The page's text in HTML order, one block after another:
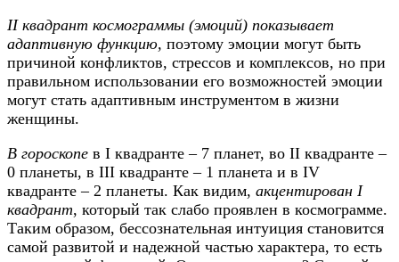
II квадрант космограммы (эмоций) показывает
адаптивную функцию, поэтому эмоции могут быть
причиной конфликтов, стрессов и комплексов, но при
правильном использовании его возможностей эмоции
могут стать адаптивным инструментом в жизни
женщины.
В гороскопе в I квадранте – 7 планет, во II квадранте –
0 планеты, в III квадранте – 1 планета и в IV
квадранте – 2 планеты. Как видим, акцентирован I
квадрант, который так слабо проявлен в космограмме.
Таким образом, бессознательная интуиция становится
самой развитой и надежной частью характера, то есть